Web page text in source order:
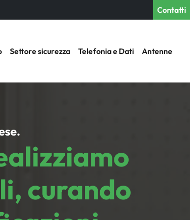
Contatti
Settore sicurezza Telefonia e Dati Antenne
curando